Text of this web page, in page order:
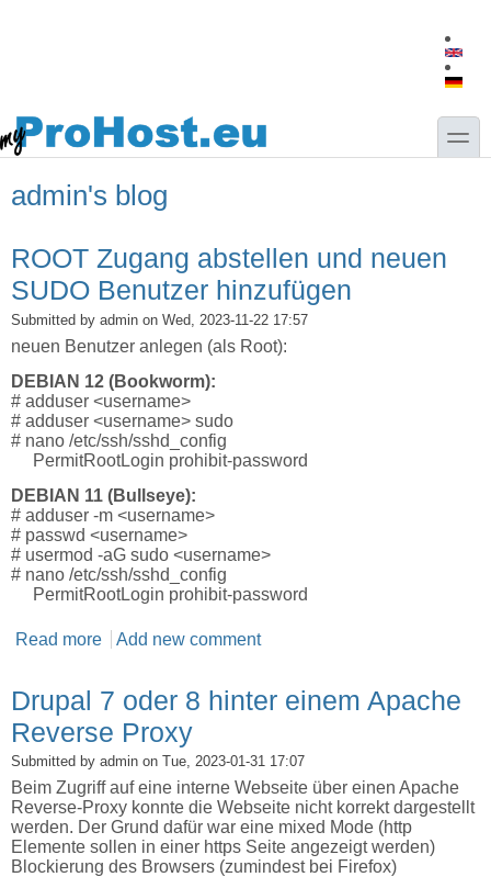
toggle
admin's blog
ROOT Zugang abstellen und neuen
SUDO Benutzer hinzufügen
Submitted by admin on Wed, 2023-11-22 17:57
neuen Benutzer anlegen (als Root):
DEBIAN 12 (Bookworm):
# adduser <username>
# adduser <username> sudo
# nano /etc/ssh/sshd_config
PermitRootLogin prohibit-password
DEBIAN 11 (Bullseye):
# adduser -m <username>
# passwd <username>
# usermod -aG sudo <username>
# nano /etc/ssh/sshd_config
PermitRootLogin prohibit-password
Read more about ROOT Zugang abstellen und neuen SUDO
Add new comment
Drupal 7 oder 8 hinter einem Apache
Reverse Proxy
Submitted by admin on Tue, 2023-01-31 17:07
Beim Zugriff auf eine interne Webseite über einen Apache
Reverse-Proxy konnte die Webseite nicht korrekt dargestellt
werden. Der Grund dafür war eine mixed Mode (http
Elemente sollen in einer https Seite angezeigt werden)
Blockierung des Browsers (zumindest bei Firefox)